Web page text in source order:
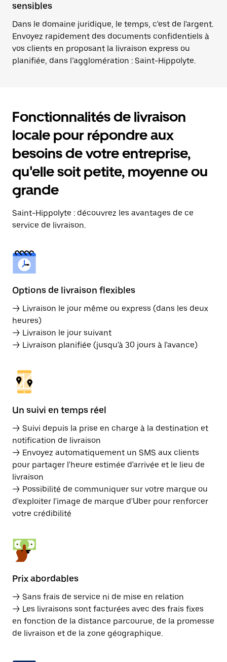
sensibles
Dans le domaine juridique, le temps, c'est de l'argent.
Envoyez rapidement des documents confidentiels à
vos clients en proposant la livraison express ou
planifiée, dans l’agglomération : Saint-Hippolyte.
Fonctionnalités de livraison
locale pour répondre aux
besoins de votre entreprise,
qu'elle soit petite, moyenne ou
grande
Saint-Hippolyte : découvrez les avantages de ce
service de livraison.
Options de livraison flexibles
→ Livraison le jour même ou express (dans les deux
heures)
→ Livraison le jour suivant
→ Livraison planifiée (jusqu'à 30 jours à l'avance)
Un suivi en temps réel
→ Suivi depuis la prise en charge à la destination et
notification de livraison
→ Envoyez automatiquement un SMS aux clients
pour partager l'heure estimée d'arrivée et le lieu de
livraison
→ Possibilité de communiquer sur votre marque ou
d'exploiter l'image de marque d'Uber pour renforcer
votre crédibilité
Prix abordables
→ Sans frais de service ni de mise en relation
→ Les livraisons sont facturées avec des frais fixes
en fonction de la distance parcourue, de la promesse
de livraison et de la zone géographique.